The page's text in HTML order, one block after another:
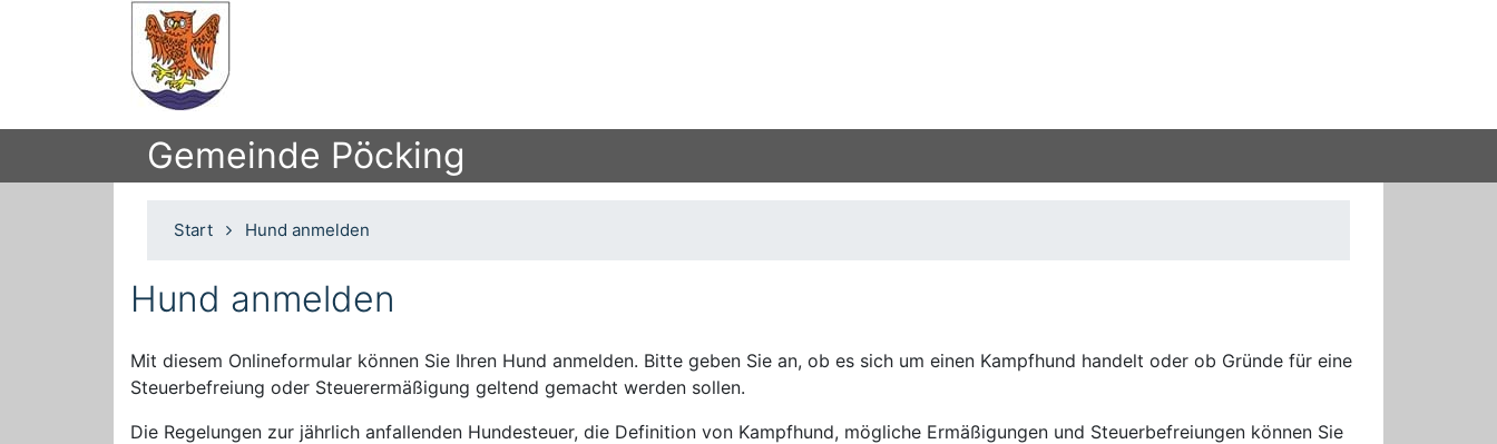
Gemeinde Pöcking
Start Hund anmelden
Hund anmelden
Mit diesem Onlineformular können Sie Ihren Hund anmelden. Bitte geben Sie an, ob es sich um einen Kampfhund handelt oder ob Gründe für eine
Steuerbefreiung oder Steuerermäßigung geltend gemacht werden sollen.
Die Regelungen zur jährlich anfallenden Hundesteuer, die Definition von Kampfhund, mögliche Ermäßigungen und Steuerbefreiungen können Sie